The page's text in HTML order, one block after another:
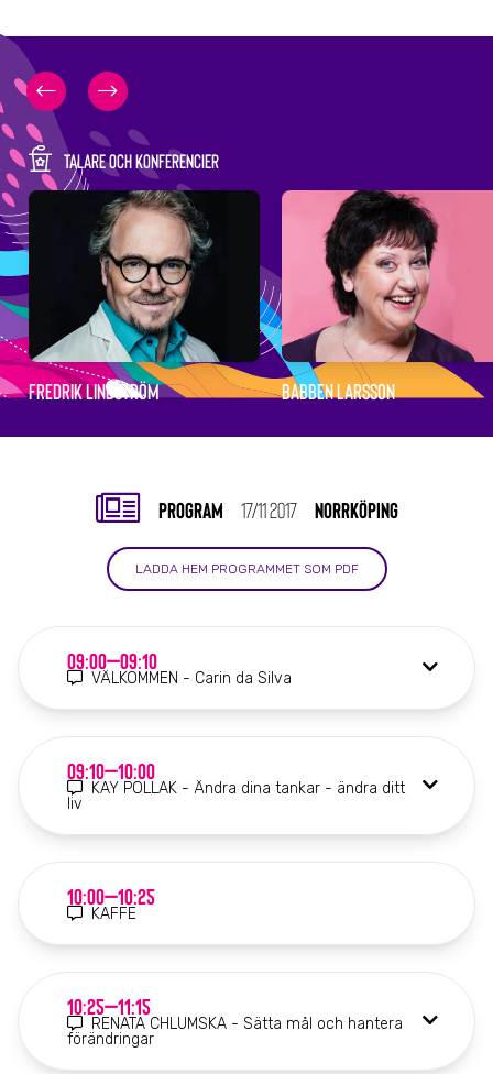
TALARE OCH KONFERENCIER
FREDRIK LINDSTRÖM BABBEN LARSSON
PROGRAM 17/11 2017 NORRKÖPING
LADDA HEM PROGRAMMET SOM PDF
09:00–09:10
VÄLKOMMEN - Carin da Silva
09:10–10:00
KAY POLLAK - Ändra dina tankar - ändra ditt
liv
10:00–10:25
KAFFE
10:25–11:15
RENATA CHLUMSKA - Sätta mål och hantera
förändringar